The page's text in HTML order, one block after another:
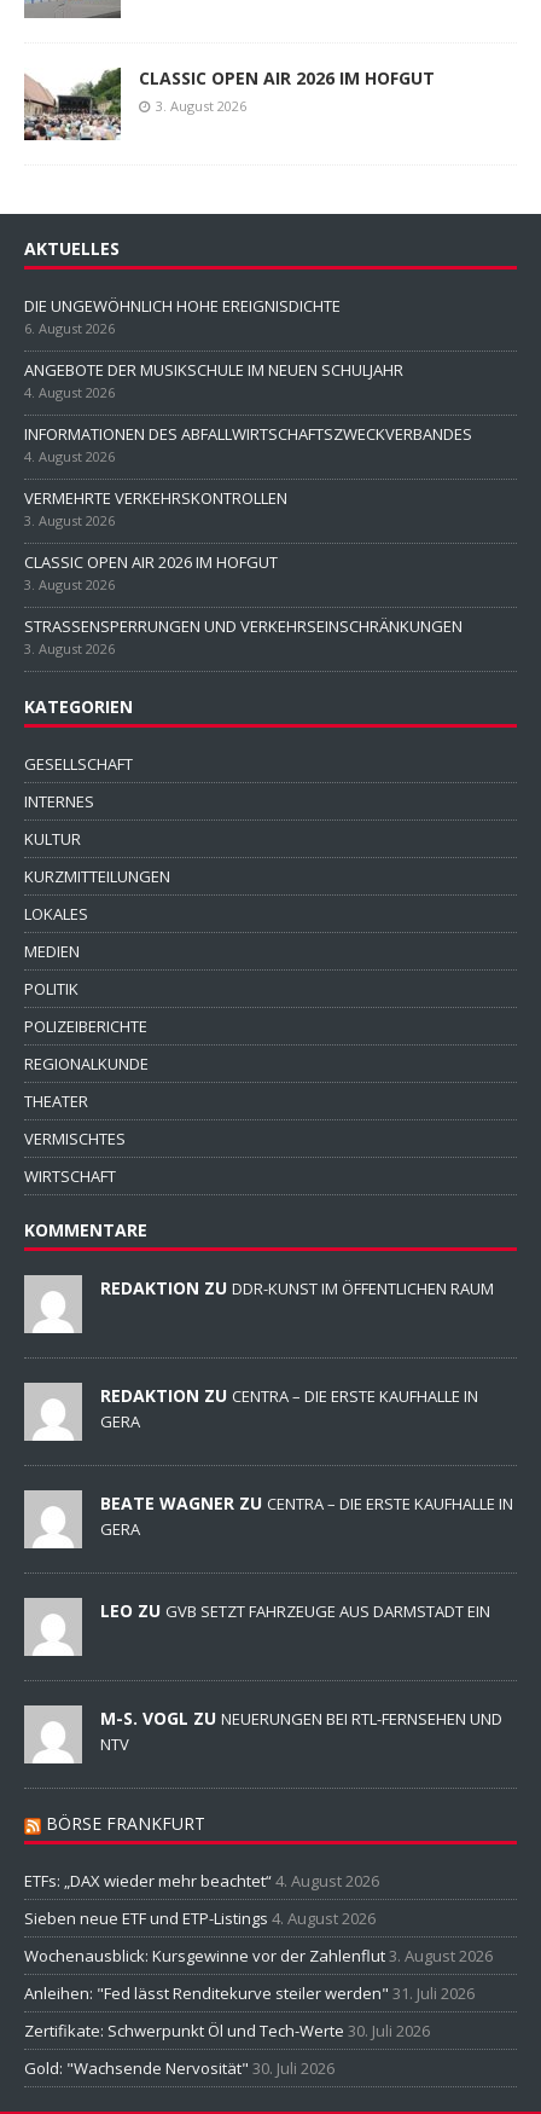
CLASSIC OPEN AIR 2026 IM HOFGUT
3. August 2026
AKTUELLES
DIE UNGEWÖHNLICH HOHE EREIGNISDICHTE
6. August 2026
ANGEBOTE DER MUSIKSCHULE IM NEUEN SCHULJAHR
4. August 2026
INFORMATIONEN DES ABFALLWIRTSCHAFTSZWECKVERBANDES
4. August 2026
VERMEHRTE VERKEHRSKONTROLLEN
3. August 2026
CLASSIC OPEN AIR 2026 IM HOFGUT
3. August 2026
STRASSENSPERRUNGEN UND VERKEHRSEINSCHRÄNKUNGEN
3. August 2026
KATEGORIEN
GESELLSCHAFT
INTERNES
KULTUR
KURZMITTEILUNGEN
LOKALES
MEDIEN
POLITIK
POLIZEIBERICHTE
REGIONALKUNDE
THEATER
VERMISCHTES
WIRTSCHAFT
KOMMENTARE
REDAKTION ZU DDR-KUNST IM ÖFFENTLICHEN RAUM
REDAKTION ZU CENTRA – DIE ERSTE KAUFHALLE IN
GERA
BEATE WAGNER ZU CENTRA – DIE ERSTE KAUFHALLE IN
GERA
LEO ZU GVB SETZT FAHRZEUGE AUS DARMSTADT EIN
M-S. VOGL ZU NEUERUNGEN BEI RTL-FERNSEHEN UND
NTV
BÖRSE FRANKFURT
ETFs: „DAX wieder mehr beachtet“4. August 2026
Sieben neue ETF und ETP-Listings 4. August 2026
Wochenausblick: Kursgewinne vor der Zahlenflut3. August 2026
Anleihen: "Fed lässt Renditekurve steiler werden" 31. Juli 2026
Zertifikate: Schwerpunkt Öl und Tech-Werte 30. Juli 2026
Gold: "Wachsende Nervosität" 30. Juli 2026